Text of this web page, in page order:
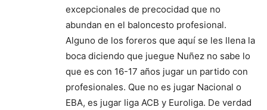
excepcionales de precocidad que no
abundan en el baloncesto profesional.
Alguno de los foreros que aquí se les llena la
boca diciendo que juegue Nuñez no sabe lo
que es con 16-17 años jugar un partido con
profesionales. Que no es jugar Nacional o
EBA, es jugar liga ACB y Euroliga. De verdad